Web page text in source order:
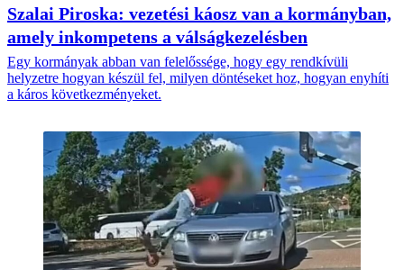
Szalai Piroska: vezetési káosz van a kormányban,
amely inkompetens a válságkezelésben
Egy kormányak abban van felelőssége, hogy egy rendkívüli
helyzetre hogyan készül fel, milyen döntéseket hoz, hogyan enyhíti
a káros következményeket.